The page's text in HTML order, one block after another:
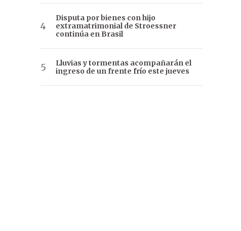
Disputa por bienes con hijo
extramatrimonial de Stroessner
continúa en Brasil
Lluvias y tormentas acompañarán el
ingreso de un frente frío este jueves